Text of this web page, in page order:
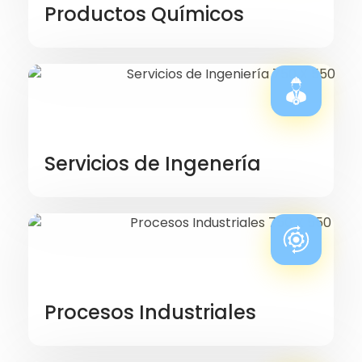
Productos Químicos
Servicios de Ingenería
Procesos Industriales